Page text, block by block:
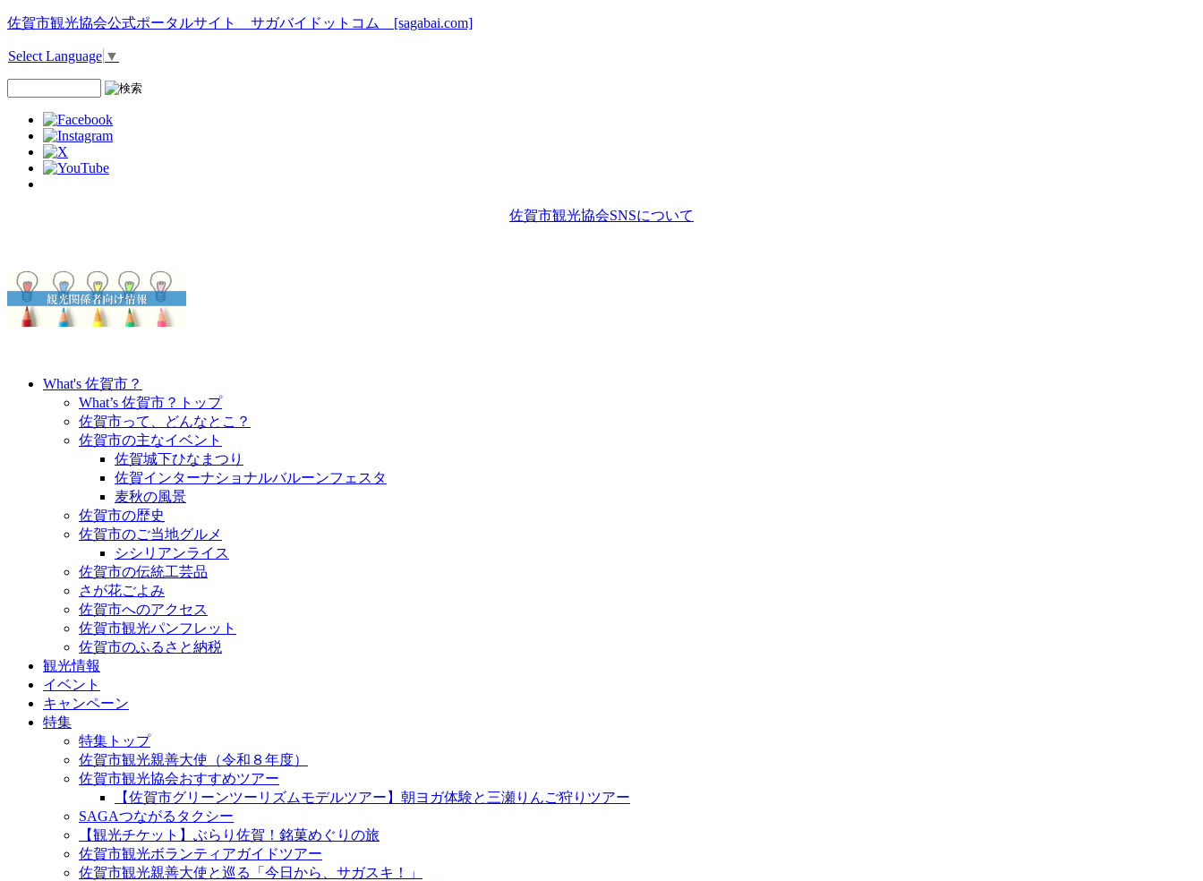
佐賀市観光協会公式ポータルサイト サガバイドットコム [sagabai.com]
Select Language ▼
佐賀市観光協会SNSについて
What's 佐賀市？
What’s 佐賀市？トップ
佐賀市って、どんなとこ？
佐賀市の主なイベント
佐賀城下ひなまつり
佐賀インターナショナルバルーンフェスタ
麦秋の風景
佐賀市の歴史
佐賀市のご当地グルメ
シシリアンライス
佐賀市の伝統工芸品
さが花ごよみ
佐賀市へのアクセス
佐賀市観光パンフレット
佐賀市のふるさと納税
観光情報
イベント
キャンペーン
特集
特集トップ
佐賀市観光親善大使（令和８年度）
佐賀市観光協会おすすめツアー
【佐賀市グリーンツーリズムモデルツアー】朝ヨガ体験と三瀬りんご狩りツアー
SAGAつながるタクシー
【観光チケット】ぶらり佐賀！銘菓めぐりの旅
佐賀市観光ボランティアガイドツアー
佐賀市観光親善大使と巡る「今日から、サガスキ！」